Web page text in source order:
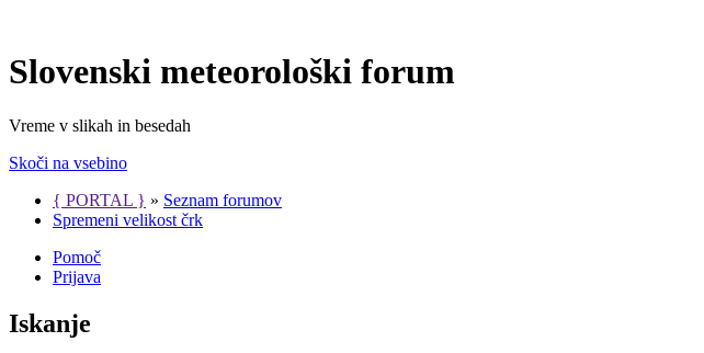
Slovenski meteorološki forum
Vreme v slikah in besedah
Skoči na vsebino
{ PORTAL } » Seznam forumov
Spremeni velikost črk
Pomoč
Prijava
Iskanje